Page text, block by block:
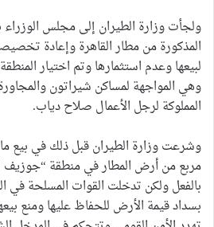
ولجأت وزارة الطيران إلى مجلس
المذكورة من مطار القاهرة وإعادة
لبيعها وعدم استثمارها وتم اختيار
وهي المواجهة لمساكن شيراتون
المملوكة لرجل الأعمال صلاح دياب.
مربع من أرض المطار في منطقة
بالفعل ولكن تدخلت القوات المسلحة في
بسداد قيمة الأرض للحفاظ عليها ومنع